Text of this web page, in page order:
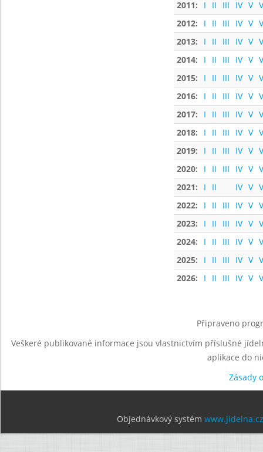
2011: I II III IV V
2012:
I II III IV V
2013:
I II III IV V
2014:
I II III IV V
2015:
I II III IV V
2016:
I II III IV V
2017:
I II III IV V
2018:
I II III IV V
2019:
I II III IV V
2020:
I II III IV V
2021:
I II IV V
2022:
I II III IV V
2023:
I II III IV V
2024:
I II III IV V
2025:
I II III IV V
2026:
I II III IV V
Připraveno
Veškeré publikované informace jsou vlastnictvím příslušné
aplikace do
Zásady
Objednávkový systém www.jidelna.cz